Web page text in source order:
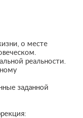
о месте
реальности.
заданной